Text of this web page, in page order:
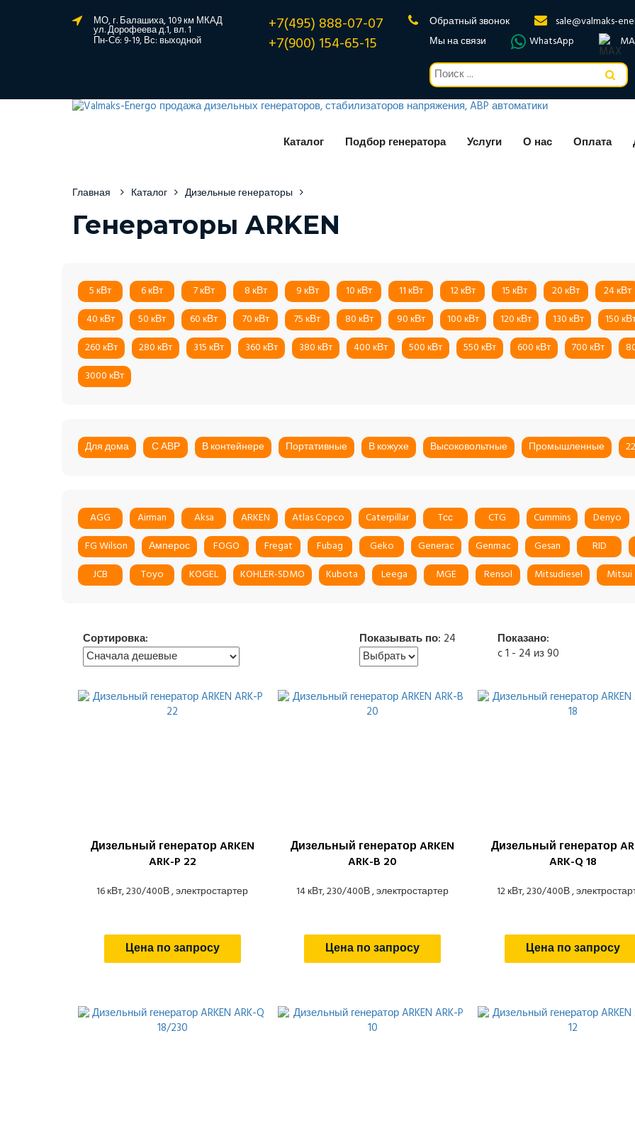
МО, г. Балашиха, 109 км МКАД
ул. Дорофеева д.1, вл. 1
Пн-Сб: 9-19, Вс: выходной
+7(495) 888-07-07
+7(900) 154-65-15
Обратный звонок
sale@valmaks-
Мы на связи
WhatsApp
Каталог Подбор генератора Услуги О нас Оплата
Главная Каталог Дизельные генераторы
Генераторы ARKEN
5 кВт 6 кВт 7 кВт 8 кВт 9 кВт 10 кВт 11 кВт 12 кВт 15 кВт 20 кВт 24 кВт
40 кВт
50 кВт 60 кВт 70 кВт 75 кВт 80 кВт 90 кВт 100 кВт 120 кВт 130 кВт 150
260 кВт
280 кВт 315 кВт 360 кВт 380 кВт 400 кВт 500 кВт 550 кВт 600 кВт 700 кВт
3000 кВт
Для дома С АВР В контейнере Портативные В кожухе Высоковольтные Промышленные
AGG Airman Aksa ARKEN Atlas Copco Caterpillar Tсс CTG Cummins Denyo
FG Wilson
Амперос FOGO Fregat Fubag Geko Generac Genmac Gesan RID
JCB
Toyo KOGEL KOHLER-SDMO Kubota Leega MGE Rensol Mitsudiesel Mitsui
Сортировка: Показывать по: 24
Показано:
c 1 - 24 из 90
Дизельный генератор ARKEN
ARK-P 22
16 кВт, 230/400В , электростартер
Цена по запросу
Дизельный генератор ARKEN
ARK-B 20
14 кВт, 230/400В , электростартер
Цена по запросу
Дизельный генератор
ARK-Q 18
12 кВт, 230/400В ,
Цена по запросу